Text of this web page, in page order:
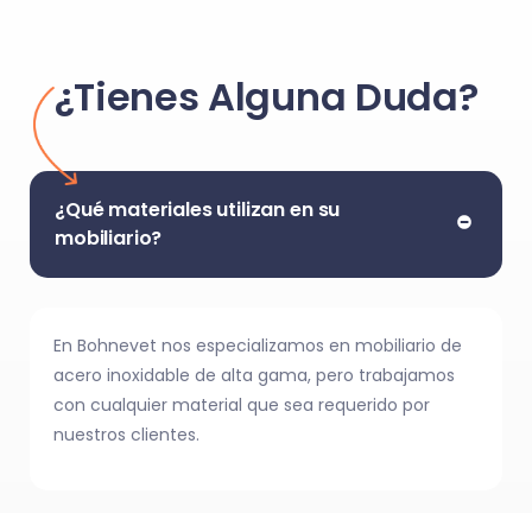
¿Tienes Alguna Duda?
¿Qué materiales utilizan en su
mobiliario?
En Bohnevet nos especializamos en mobiliario de
acero inoxidable de alta gama, pero trabajamos
con cualquier material que sea requerido por
nuestros clientes.